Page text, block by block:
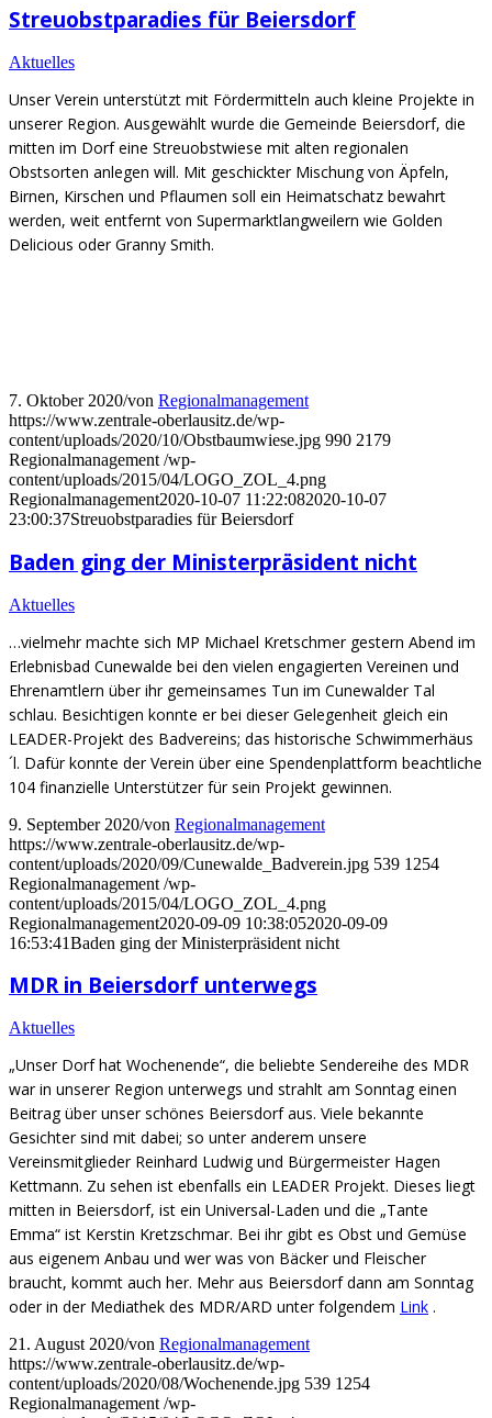
Streuobstparadies für Beiersdorf
Aktuelles
Unser Verein unterstützt mit Fördermitteln auch kleine Projekte in
unserer Region. Ausgewählt wurde die Gemeinde Beiersdorf, die
mitten im Dorf eine Streuobstwiese mit alten regionalen
Obstsorten anlegen will. Mit geschickter Mischung von Äpfeln,
Birnen, Kirschen und Pflaumen soll ein Heimatschatz bewahrt
werden, weit entfernt von Supermarktlangweilern wie Golden
Delicious oder Granny Smith.
7. Oktober 2020/von Regionalmanagement
https://www.zentrale-oberlausitz.de/wp-
content/uploads/2020/10/Obstbaumwiese.jpg 990 2179
Regionalmanagement /wp-
content/uploads/2015/04/LOGO_ZOL_4.png
Regionalmanagement2020-10-07 11:22:082020-10-07
23:00:37Streuobstparadies für Beiersdorf
Baden ging der Ministerpräsident nicht
Aktuelles
…vielmehr machte sich MP Michael Kretschmer gestern Abend im
Erlebnisbad Cunewalde bei den vielen engagierten Vereinen und
Ehrenamtlern über ihr gemeinsames Tun im Cunewalder Tal
schlau. Besichtigen konnte er bei dieser Gelegenheit gleich ein
LEADER-Projekt des Badvereins; das historische Schwimmerhäus
´l. Dafür konnte der Verein über eine Spendenplattform beachtliche
104 finanzielle Unterstützer für sein Projekt gewinnen.
9. September 2020/von Regionalmanagement
https://www.zentrale-oberlausitz.de/wp-
content/uploads/2020/09/Cunewalde_Badverein.jpg 539 1254
Regionalmanagement /wp-
content/uploads/2015/04/LOGO_ZOL_4.png
Regionalmanagement2020-09-09 10:38:052020-09-09
16:53:41Baden ging der Ministerpräsident nicht
MDR in Beiersdorf unterwegs
Aktuelles
„Unser Dorf hat Wochenende“, die beliebte Sendereihe des MDR
war in unserer Region unterwegs und strahlt am Sonntag einen
Beitrag über unser schönes Beiersdorf aus. Viele bekannte
Gesichter sind mit dabei; so unter anderem unsere
Vereinsmitglieder Reinhard Ludwig und Bürgermeister Hagen
Kettmann. Zu sehen ist ebenfalls ein LEADER Projekt. Dieses liegt
mitten in Beiersdorf, ist ein Universal-Laden und die „Tante
Emma“ ist Kerstin Kretzschmar. Bei ihr gibt es Obst und Gemüse
aus eigenem Anbau und wer was von Bäcker und Fleischer
braucht, kommt auch her. Mehr aus Beiersdorf dann am Sonntag
oder in der Mediathek des MDR/ARD unter folgendem Link .
21. August 2020/von Regionalmanagement
https://www.zentrale-oberlausitz.de/wp-
content/uploads/2020/08/Wochenende.jpg 539 1254
Regionalmanagement /wp-